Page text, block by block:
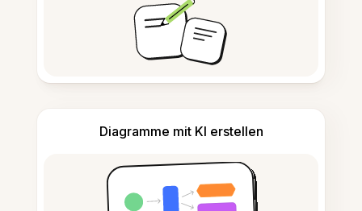
Diagramme mit KI erstellen